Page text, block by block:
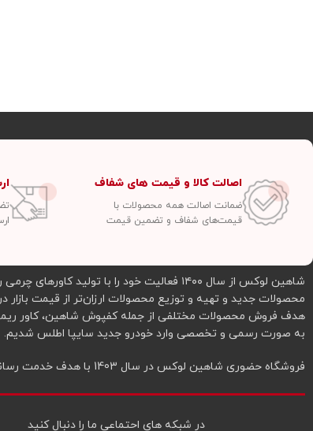
اصالت کالا و قیمت های شفاف
ضمانت اصالت همه محصولات با
قیمت‌های شفاف و تضمین قیمت
شاهین لوکس از سال ۱۴۰۰ فعالیت خود را با
به صورت رسمی و تخصصی وارد خودرو جدید سایپا اطلس شدیم.
فروشگاه حضوری شاهین لوکس در سال 1403 با هدف خدمت رسانی بهتر به شما عزیزان در شرق تهران افتتاح شد.
در شبکه‌ های احتماعی ما را دنبال کنید